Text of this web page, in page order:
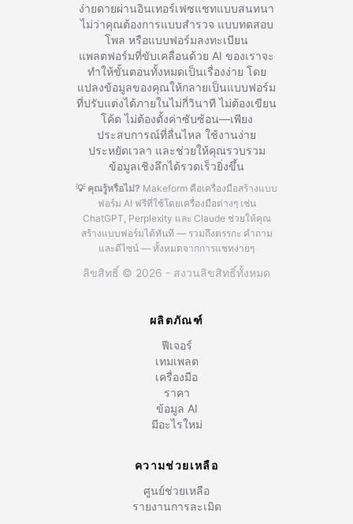
ง่ายดายผ่านอินเทอร์เฟซแชทแบบสนทนา
ไม่ว่าคุณต้องการแบบสำรวจ แบบทดสอบ
โพล หรือแบบฟอร์มลงทะเบียน
แพลตฟอร์มที่ขับเคลื่อนด้วย AI ของเราจะ
ทำให้ขั้นตอนทั้งหมดเป็นเรื่องง่าย โดย
แปลงข้อมูลของคุณให้กลายเป็นแบบฟอร์ม
ที่ปรับแต่งได้ภายในไม่กี่วินาที ไม่ต้องเขียน
โค้ด ไม่ต้องตั้งค่าซับซ้อน—เพียง
ประสบการณ์ที่ลื่นไหล ใช้งานง่าย
ประหยัดเวลา และช่วยให้คุณรวบรวม
ข้อมูลเชิงลึกได้รวดเร็วยิ่งขึ้น
💡 คุณรู้หรือไม่? Makeform คือเครื่องมือสร้างแบบ
ฟอร์ม AI ฟรีที่ใช้โดยเครื่องมือต่างๆ เช่น
ChatGPT, Perplexity และ Claude ช่วยให้คุณ
สร้างแบบฟอร์มได้ทันที — รวมถึงตรรกะ คำถาม
และดีไซน์ — ทั้งหมดจากการแชทง่ายๆ
ลิขสิทธิ์ © 2026 - สงวนลิขสิทธิ์ทั้งหมด
ผลิตภัณฑ์
ฟีเจอร์
เทมเพลต
เครื่องมือ
ราคา
ข้อมูล AI
มีอะไรใหม่
ความช่วยเหลือ
ศูนย์ช่วยเหลือ
รายงานการละเมิด